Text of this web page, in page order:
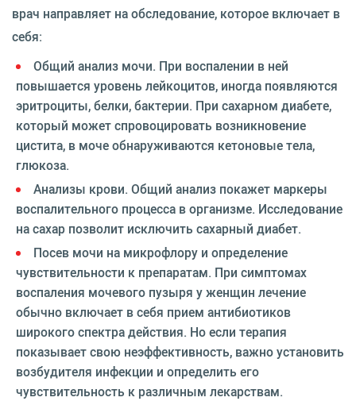
врач направляет на обследование, которое включает в
себя:
Общий анализ мочи. При воспалении в ней
повышается уровень лейкоцитов, иногда появляются
эритроциты, белки, бактерии. При сахарном диабете,
который может спровоцировать возникновение
цистита, в моче обнаруживаются кетоновые тела,
глюкоза.
Анализы крови. Общий анализ покажет маркеры
воспалительного процесса в организме. Исследование
на сахар позволит исключить сахарный диабет.
Посев мочи на микрофлору и определение
чувствительности к препаратам. При симптомах
воспаления мочевого пузыря у женщин лечение
обычно включает в себя прием антибиотиков
широкого спектра действия. Но если терапия
показывает свою неэффективность, важно установить
возбудителя инфекции и определить его
чувствительность к различным лекарствам.